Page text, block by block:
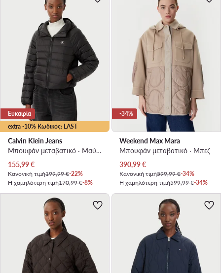
extra -10% Κωδικός: LAST
Ευκαιρία
Calvin Klein Jeans
Μπουφάν μεταβατικό · Μαύρο
Τρέχουσα τιμή
155,99€
Κανονική τιμή199,99 €-22%
Η χαμηλότερη τιμή170,99 €-8%
-34%
Weekend Max Mara
Μπουφάν μεταβατικό · Μπεζ
Τρέχουσα τιμή
390,99€
Κανονική τιμή599,99 €-34%
Η χαμηλότερη τιμή599,99 €-34%